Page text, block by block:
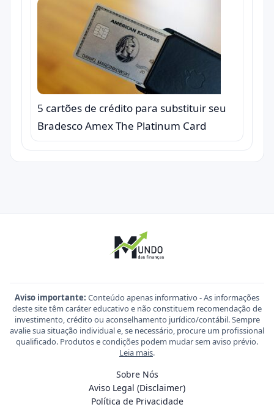
5 cartões de crédito para substituir seu
Bradesco Amex The Platinum Card
Aviso importante: Conteúdo apenas informativo - As informações
deste site têm caráter educativo e não constituem recomendação de
investimento, crédito ou aconselhamento jurídico/contábil. Sempre
avalie sua situação individual e, se necessário, procure um profissional
qualificado. Produtos e condições podem mudar sem aviso prévio.
Leia mais.
Sobre Nós
Aviso Legal (Disclaimer)
Política de Privacidade